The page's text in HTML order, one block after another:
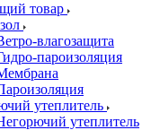
товар
влагозащита
пароизоляция
утеплитель
утеплитель